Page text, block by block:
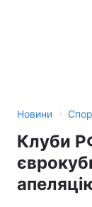
Новини ›
Клуби